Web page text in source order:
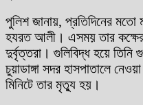
পুলিশ জানায়, প্রতিদিনের মতো
হযরত আলী। এসময় তার কক্ষের
দুর্বৃত্তরা। গুলিবিদ্ধ হয়ে
চুয়াডাঙ্গা সদর হাসপাতালে
মিনিটে তার মৃত্যু হয়।